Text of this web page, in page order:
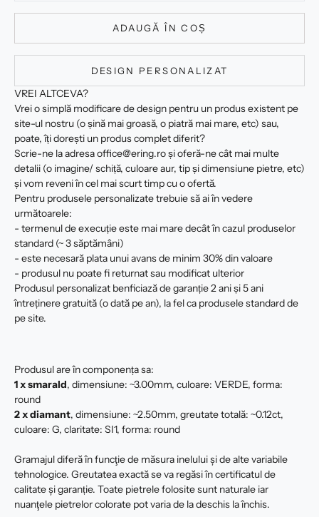
ADAUGĂ ÎN COȘ
DESIGN PERSONALIZAT
VREI ALTCEVA?
Vrei o simplă modificare de design pentru un produs existent pe
site-ul nostru (o șină mai groasă, o piatră mai mare, etc) sau,
poate, îți dorești un produs complet diferit?
Scrie-ne la adresa office@ering.ro și oferă-ne cât mai multe
detalii (o imagine/ schiță, culoare aur, tip și dimensiune pietre, etc)
și vom reveni în cel mai scurt timp cu o ofertă.
Pentru produsele personalizate trebuie să ai în vedere
următoarele:
- termenul de execuție este mai mare decât în cazul produselor
standard (~ 3 săptămâni)
- este necesară plata unui avans de minim 30% din valoare
- produsul nu poate fi returnat sau modificat ulterior
Produsul personalizat benficiază de garanție 2 ani și 5 ani
întreținere gratuită (o dată pe an), la fel ca produsele standard de
pe site.
Produsul are în componența sa:
1 x smarald, dimensiune: ~3.00mm, culoare: VERDE, forma:
round
2 xdiamant, dimensiune: ~2.50mm, greutate totală: ~0.12ct,
culoare: G, claritate: SI1, forma: round
Gramajul diferă în funcţie de măsura inelului şi de alte variabile
tehnologice. Greutatea exactă se va regăsi în certificatul de
calitate şi garanție. Toate pietrele folosite sunt naturale iar
nuanţele pietrelor colorate pot varia de la deschis la închis.